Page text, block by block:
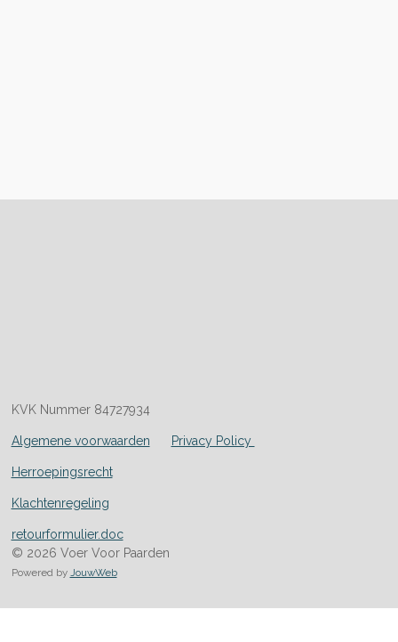
KVK Nummer 84727934
Algemene voorwaarden Privacy Policy
Herroepingsrecht
Klachtenregeling
retourformulier.doc
© 2026 Voer Voor Paarden
Powered by JouwWeb